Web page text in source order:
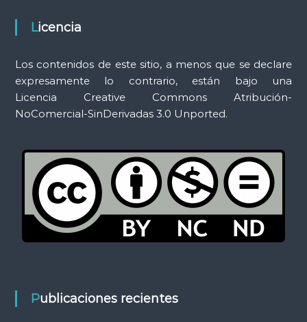
Licencia
Los contenidos de este sitio, a menos que se declare
expresamente lo contrario, están bajo una
Licencia Creative Commons Atribución-
NoComercial-SinDerivadas 3.0 Unported.
Publicaciones recientes